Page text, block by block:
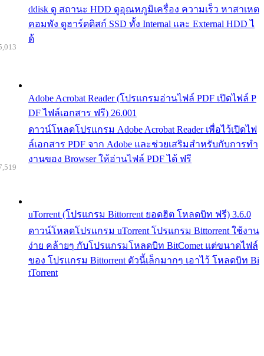
ddisk ดู สถานะ HDD ดูอุณหภูมิเครื่อง ความเร็ว หาสาเหต
คอมพัง ดูฮาร์ดดิสก์ SSD ทั้ง Internal และ External HDD ไ
ด้
Adobe Acrobat Reader (โปรแกรมอ่านไฟล์ PDF เปิดไฟล์ P
DF ไฟล์เอกสาร ฟรี) 26.001
ดาวน์โหลดโปรแกรม Adobe Acrobat Reader เพื่อไว้เปิดไฟ
ล์เอกสาร PDF จาก Adobe และช่วยเสริมสำหรับกับการทำ
งานของ Browser ให้อ่านไฟล์ PDF ได้ ฟรี
uTorrent (โปรแกรม Bittorrent ยอดฮิต โหลดบิท ฟรี) 3.6.0
ดาวน์โหลดโปรแกรม uTorrent โปรแกรม Bittorrent ใช้งาน
ง่าย คล้ายๆ กับโปรแกรมโหลดบิท BitComet แต่ขนาดไฟล์
ของ โปรแกรม Bittorrent ตัวนี้เล็กมากๆ เอาไว้ โหลดบิท Bi
tTorrent